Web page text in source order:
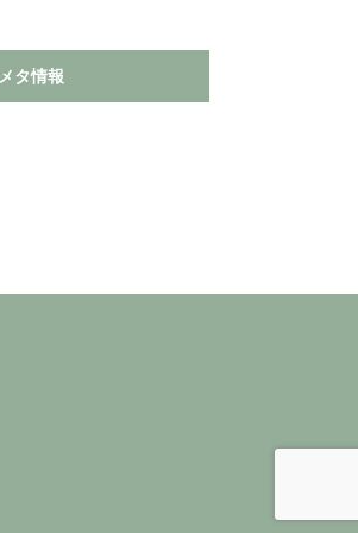
メタ情報